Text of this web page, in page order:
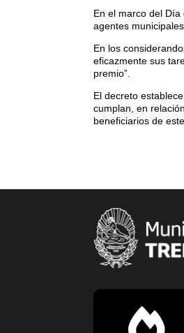
En el marco del
agentes
En los
eficazmente sus
premio”.
El decreto
cumplan, en
beneficiarios de